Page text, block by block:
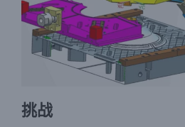
挑战